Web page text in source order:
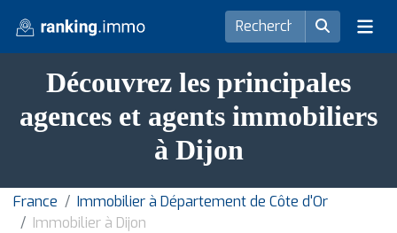
Découvrez les principales
agences et agents immobiliers
à Dijon
France
Immobilier à Département de Côte d'Or
Immobilier à Dijon